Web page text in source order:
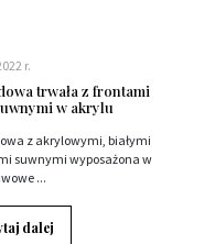
r.
trwała z frontami
w akrylu
z akrylowymi, białymi
suwnymi wyposażona w
...
dalej